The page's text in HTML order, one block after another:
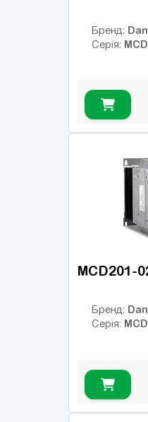
Бренд:
Серія:
MCD201-
Бренд:
Серія: